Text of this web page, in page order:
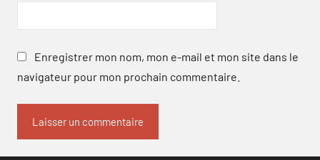
Enregistrer mon nom, mon e-mail et mon site dans le
navigateur pour mon prochain commentaire.